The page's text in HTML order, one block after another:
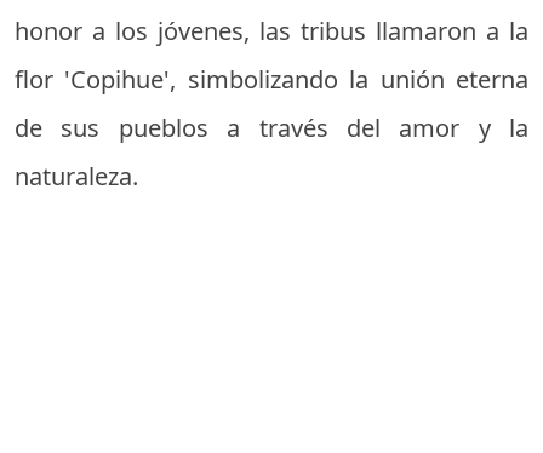
honor a los jóvenes, las tribus llamaron a la
flor 'Copihue', simbolizando la unión eterna
de sus pueblos a través del amor y la
naturaleza.